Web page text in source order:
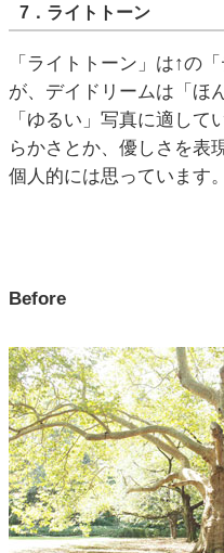
7．ライトトーン
「ライトトーン」は↑の
が、デイドリームは「ほ
「ゆるい」写真に適し
らかさとか、優しさを表
個人的には思っています。
Before